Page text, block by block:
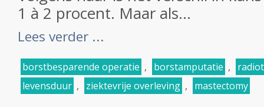
1 à 2 procent. Maar als...
Lees verder ...
borstbesparende operatie , borstamputatie ,
levensduur , ziektevrije overleving , mastectomy